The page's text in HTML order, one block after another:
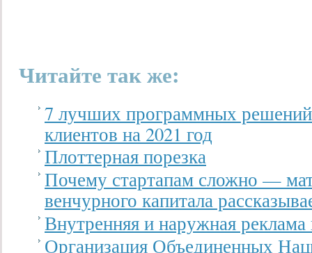
Читайте так же:
7 лучших программных
клиентов на 2021 год
Плоттерная порезка
Почему стартапам сложно —
венчурного капитала
Внутренняя и наружная
Организация Объединенных